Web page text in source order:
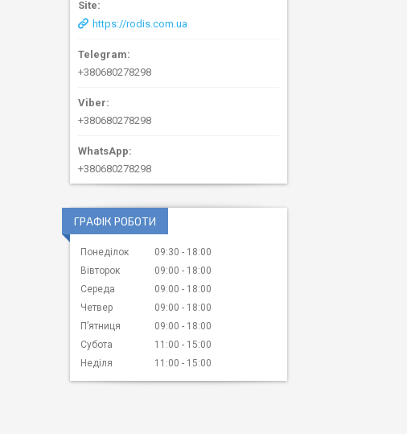
https://rodis.com.ua
+380680278298
+380680278298
+380680278298
ГРАФІК РОБОТИ
Понеділок 09:30
18:00
Вівторок
09:00
18:00
Середа
09:00
18:00
Четвер
09:00
18:00
Пʼятниця
09:00
18:00
Субота
11:00
15:00
Неділя
11:00 15:00